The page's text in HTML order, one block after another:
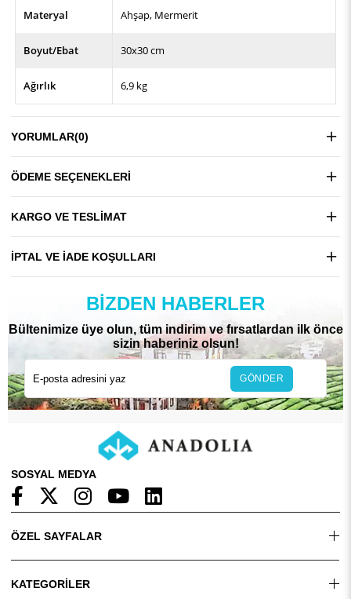
Materyal Ahşap Mermerit
Boyut/Ebat 30x30 cm
Ağırlık 6,9 kg
YORUMLAR(0)
ÖDEME SEÇENEKLERI
KARGO VE TESLIMAT
İPTAL VE İADE KOŞULLARI
BIZDEN HABERLER
Bültenimize üye olun, tüm indirim ve fırsatlardan ilk önce
sizin haberiniz olsun!
GÖNDER
SOSYAL MEDYA
ÖZEL SAYFALAR
KATEGORİLER